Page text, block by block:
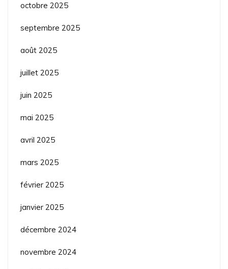
octobre 2025
septembre 2025
août 2025
juillet 2025
juin 2025
mai 2025
avril 2025
mars 2025
février 2025
janvier 2025
décembre 2024
novembre 2024